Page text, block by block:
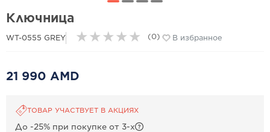
Ключница
WT-0555 GREY ★★★★★ (0) В избранное
21 990 AMD
ТОВАР УЧАСТВУЕТ В АКЦИЯХ
До -25% при покупке от 3-х